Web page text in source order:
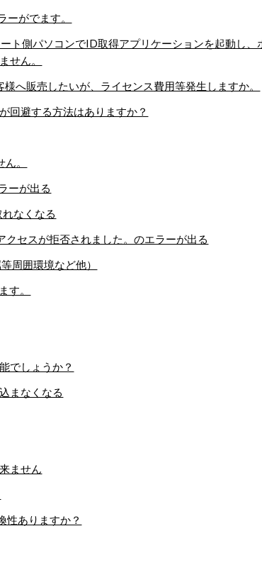
がでます。
ト側パソコンでID取得アプリケーションを起動し
せん。
へ販売したいが、ライセンス費用等発生しますか。
回避する方法はありますか？
。
ーが出る
なくなる
セスが拒否されました。のエラーが出る
周囲環境など他）
す。
でしょうか？
まなくなる
ません
性ありますか？